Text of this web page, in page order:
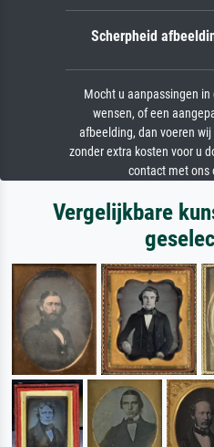
Scherpheid
Mocht u aanpassingen
wensen, of een
afbeelding, dan voeren
zonder extra kosten voor u
contact met ons
Vergelijkbare